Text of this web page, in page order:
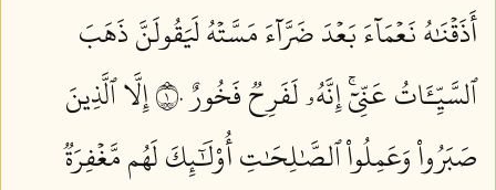
أَذَقۡنَٰهُ نَعۡمَآءَ بَعۡدَ ضَرَّآءَ مَسَّتۡهُ لَيَقُولَنَّ ذَهَبَ
ٱلسَّيِّـَٔاتُ عَنِّيٓۚ إِنَّهُۥ لَفَرِحٞ فَخُورٌ ١٠
إِلَّا ٱلَّذِينَ
صَبَرُواْ وَعَمِلُواْ ٱلصَّٰلِحَٰتِ أُوْلَٰٓئِكَ لَهُم مَّغۡفِرَةٞ